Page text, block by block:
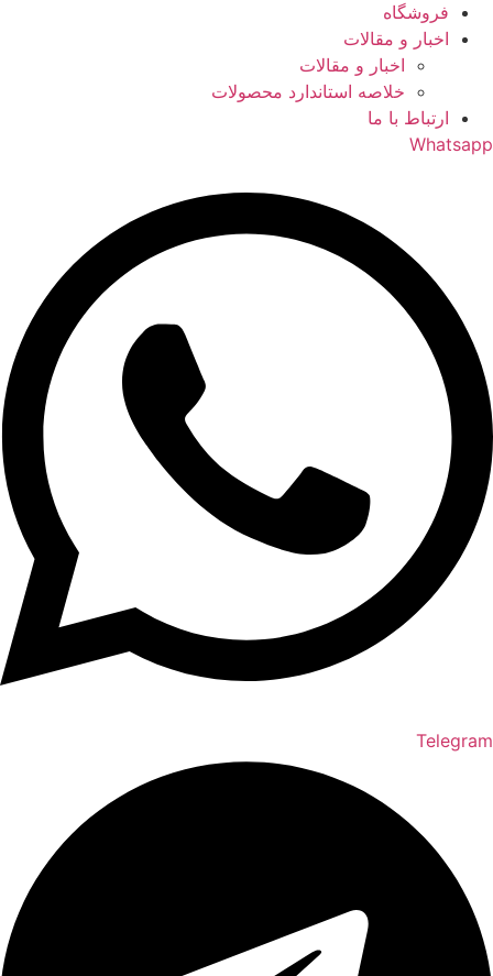
فروشگاه
اخبار و مقالات
اخبار و مقالات
خلاصه استاندارد محصولات
ارتباط با ما
Whatsapp
Telegram